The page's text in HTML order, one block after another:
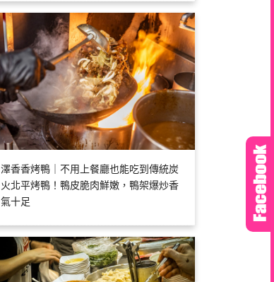
澤香香烤鴨｜不用上餐廳也能吃到傳統炭
火北平烤鴨！鴨皮脆肉鮮嫩，鴨架爆炒香
氣十足